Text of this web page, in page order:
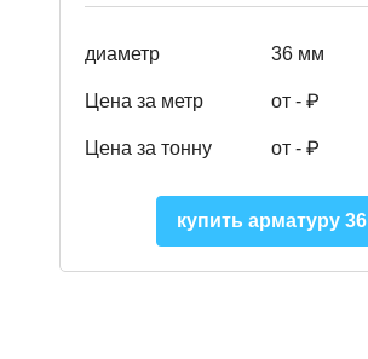
диаметр 36 мм
Цена за метр от - ₽
Цена за тонну от - ₽
купить арматуру 36